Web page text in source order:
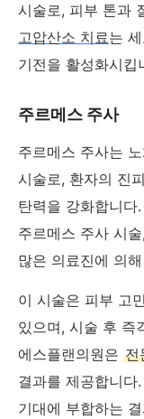
시술로, 피부 톤과
고압산소 치료는
기전을 활성화시킵
주르메스 주사
주르메스 주사는
시술로, 환자의 진
탄력을 강화합니다
주르메스 주사 시
많은 의료진에 의
이 시술은 피부 고
있으며, 시술 후 즉
에스플랜의원은 전
결과를 제공합니다
기대에 부합하는